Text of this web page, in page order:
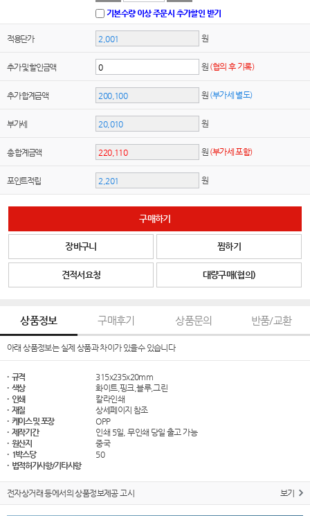
기본수량 이상 주문시 추가할인 받기
적용단가 원
추가 및 할인금액 원 (협의 후 기록)
추가 합계금액 원 (부가세 별도)
부가세 원
총 합계금액 원 (부가세 포함)
포인트적립 원
구매하기
장바구니 찜하기
견적서요청 대량구매(협의)
상품정보 구매후기 상품문의 반품/교환
아래 상품정보는 실제 상품과 차이가 있을수 있습니다
· 규격
315x235x20mm
· 색상
화이트,핑크,블루,그린
· 인쇄
칼라인쇄
· 재질
상세페이지 참조
· 케이스 및 포장
OPP
· 제작기간
인쇄 5일, 무인쇄 당일 출고 가능
· 원산지
중국
· 1박스당
50
· 법적허가사항/기타사항
전자상거래 등에서의 상품정보제공 고시 보기